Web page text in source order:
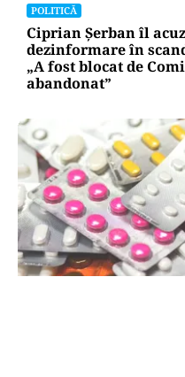
POLITICĂ
Ciprian Șerban îl
dezinformare în
„A fost blocat de
abandonat”